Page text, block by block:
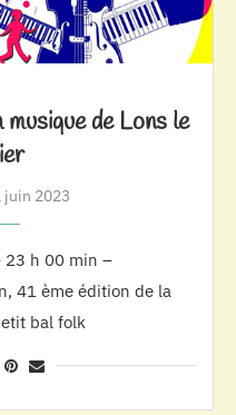
de Lons le
juin 2023
h 00 min –
41 ème édition de la
bal folk